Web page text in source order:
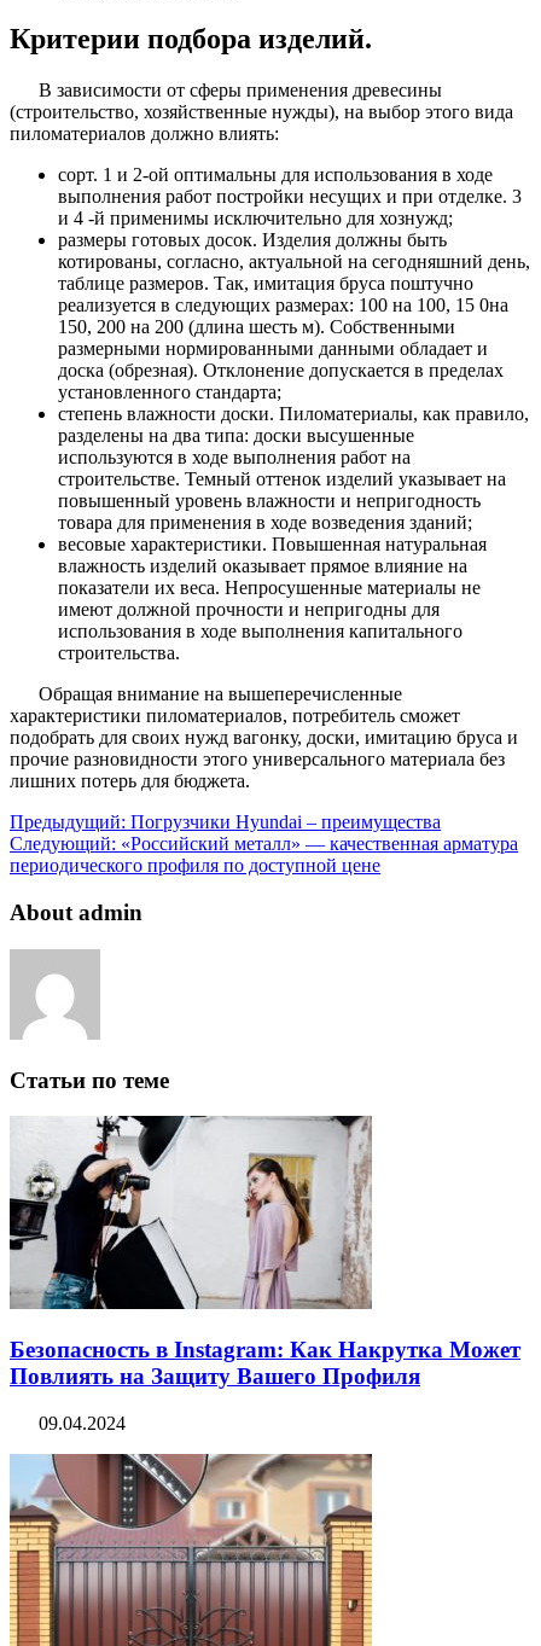
Критерии подбора изделий.
В зависимости от сферы применения древесины
(строительство, хозяйственные нужды), на выбор этого вида
пиломатериалов должно влиять:
сорт. 1 и 2-ой оптимальны для использования в ходе
выполнения работ постройки несущих и при отделке. 3
и 4 -й применимы исключительно для хознужд;
размеры готовых досок. Изделия должны быть
котированы, согласно, актуальной на сегодняшний день,
таблице размеров. Так, имитация бруса поштучно
реализуется в следующих размерах: 100 на 100, 15 0на
150, 200 на 200 (длина шесть м). Собственными
размерными нормированными данными обладает и
доска (обрезная). Отклонение допускается в пределах
установленного стандарта;
степень влажности доски. Пиломатериалы, как правило,
разделены на два типа: доски высушенные
используются в ходе выполнения работ на
строительстве. Темный оттенок изделий указывает на
повышенный уровень влажности и непригодность
товара для применения в ходе возведения зданий;
весовые характеристики. Повышенная натуральная
влажность изделий оказывает прямое влияние на
показатели их веса. Непросушенные материалы не
имеют должной прочности и непригодны для
использования в ходе выполнения капитального
строительства.
Обращая внимание на вышеперечисленные
характеристики пиломатериалов, потребитель сможет
подобрать для своих нужд вагонку, доски, имитацию бруса и
прочие разновидности этого универсального материала без
лишних потерь для бюджета.
Предыдущий: Погрузчики Hyundai – преимущества
Следующий: «Российский металл» — качественная арматура
периодического профиля по доступной цене
About admin
Статьи по теме
Безопасность в Instagram: Как Накрутка Может
Повлиять на Защиту Вашего Профиля
09.04.2024